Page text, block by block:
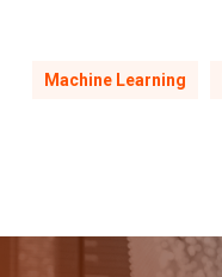
Machine Learning